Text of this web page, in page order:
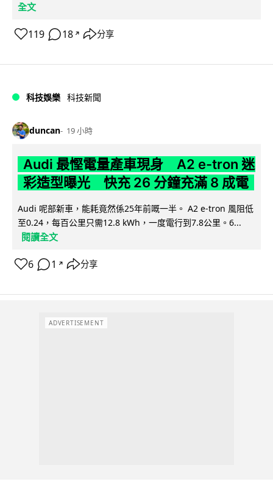
全文
119 18 ↗ 分享
科技娛樂 科技新聞
duncan 19 小時
Audi 最慳電量產車現身 A2 e-tron 迷
彩造型曝光 快充 26 分鐘充滿 8 成電
Audi 呢部新車，能耗竟然係25年前嘅一半。 A2 e-tron 風阻低
至0.24，每百公里只需12.8 kWh，一度電行到7.8公里。6...
閱讀全文
6 1 ↗ 分享
ADVERTISEMENT